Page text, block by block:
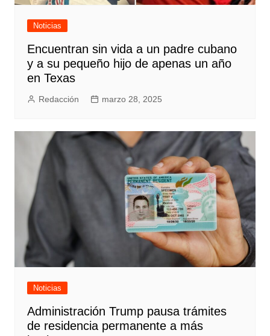
Noticias
Encuentran sin vida a un padre cubano
y a su pequeño hijo de apenas un año
en Texas
Redacción marzo 28, 2025
Noticias
Administración Trump pausa trámites
de residencia permanente a más